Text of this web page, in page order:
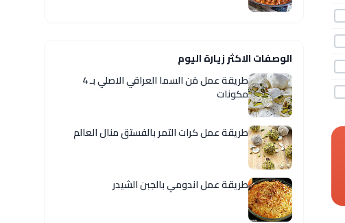
الوصفات الاكثر زيارة اليوم
طريقة عمل مَن السما العراقي الاصلي بـ 4
مكونات
طريقة عمل كرات التمر بالفستق منال العالم
طريقة عمل اندومي بالجبن الشيدر